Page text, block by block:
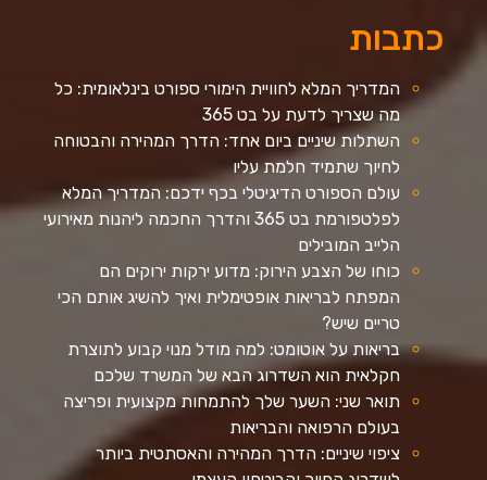
כתבות
המדריך המלא לחוויית הימורי ספורט בינלאומית: כל
מה שצריך לדעת על בט 365
השתלות שיניים ביום אחד: הדרך המהירה והבטוחה
לחיוך שתמיד חלמת עליו
עולם הספורט הדיגיטלי בכף ידכם: המדריך המלא
לפלטפורמת בט 365 והדרך החכמה ליהנות מאירועי
הלייב המובילים
כוחו של הצבע הירוק: מדוע ירקות ירוקים הם
המפתח לבריאות אופטימלית ואיך להשיג אותם הכי
טריים שיש?
בריאות על אוטומט: למה מודל מנוי קבוע לתוצרת
חקלאית הוא השדרוג הבא של המשרד שלכם
תואר שני: השער שלך להתמחות מקצועית ופריצה
בעולם הרפואה והבריאות
ציפוי שיניים: הדרך המהירה והאסתטית ביותר